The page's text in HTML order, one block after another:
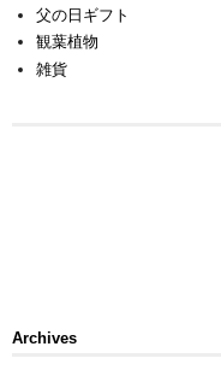
父の日ギフト
観葉植物
雑貨
Archives